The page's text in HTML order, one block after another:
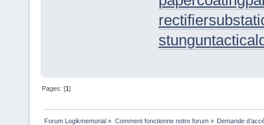
stungun
Pages: [1]
Forum Logikmemorial » Comment fonctionne notre forum» Demande